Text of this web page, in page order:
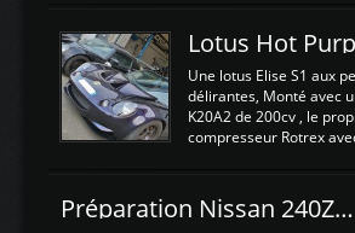
est temps de brancher
légere découpe du plastique inferieur,
negénant en rien la structure ou le
fonctionnement du fond plat. Une
reprogrammation Stage 2 est faite sur le
calculateur d'origine. Une alternative
économique au passage sur Hondata
d'origine 310cv et 400Nn , Une fois
reprogrammé et les ...
Lotus Hot
Une lotus Elise S1 aux
délirantes, Monté avec
K20A2 de 200cv , le
compresseur Rotrex
d'augmenter la
un watercooler a été Préparation Nissan 240Z SR20DET